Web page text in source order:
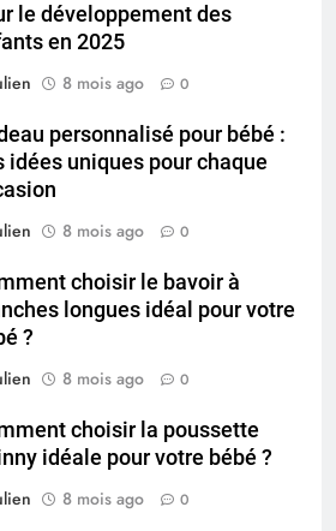
le développement des
en 2025
8 mois ago 0
personnalisé pour bébé :
idées uniques pour chaque
8 mois ago 0
choisir le bavoir à
longues idéal pour votre
?
8 mois ago 0
choisir la poussette
idéale pour votre bébé ?
8 mois ago 0